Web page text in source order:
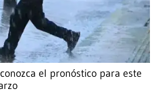
el pronóstico para este